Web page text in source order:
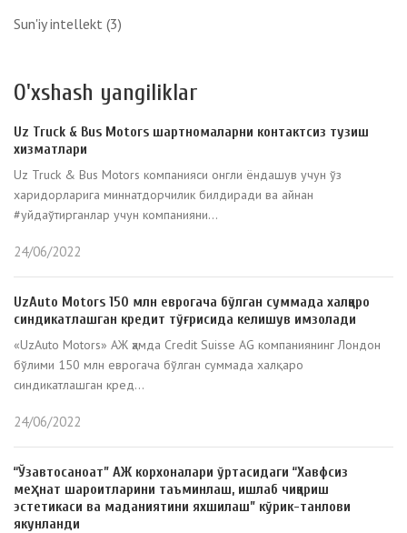
Sun'iy intellekt (3)
O'xshash yangiliklar
Uz Truck & Bus Motors шартномаларни контактсиз тузиш
хизматлари
Uz Truck & Bus Motors компанияси онгли ёндашув учун ўз
харидорларига миннатдорчилик билдиради ва айнан
#уйдаўтирганлар учун компанияни...
24/06/2022
UzAuto Motors 150 млн еврогача бўлган суммада халқаро
синдикатлашган кредит тўғрисида келишув имзолади
«UzAuto Motors» АЖ ҳамда Credit Suisse AG компаниянинг Лондон
бўлими 150 млн еврогача бўлган суммада халқаро
синдикатлашган кред...
24/06/2022
“Ўзавтосаноат” АЖ корхоналари ўртасидаги “Хавфсиз
меҳнат шароитларини таъминлаш, ишлаб чиқариш
эстетикаси ва маданиятини яхшилаш” кўрик-танлови
якунланди